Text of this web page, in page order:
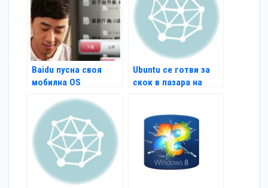
Baidu пусна своя
мобилна OS
Ubuntu се готви за
скок в пазара на